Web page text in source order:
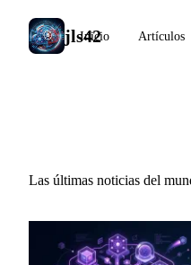
jls42
Inicio Artículos
Las últimas noticias del